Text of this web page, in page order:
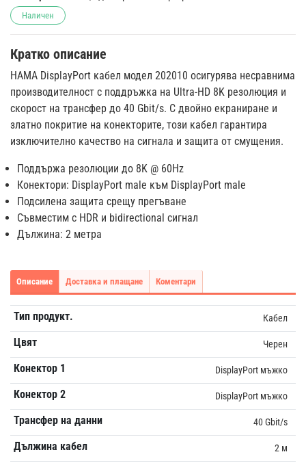
Наличен
Кратко описание
HAMA DisplayPort кабел модел 202010 осигурява несравнима
производителност с поддръжка на Ultra-HD 8K резолюция и
скорост на трансфер до 40 Gbit/s. С двойно екраниране и
златно покритие на конекторите, този кабел гарантира
изключително качество на сигнала и защита от смущения.
Поддържа резолюции до 8K @ 60Hz
Конектори: DisplayPort male към DisplayPort male
Подсилена защита срещу прегъване
Съвместим с HDR и bidirectional сигнал
Дължина: 2 метра
Описание Доставка и плащане Коментари
Тип продукт. Кабел
Цвят Черен
Конектор 1 DisplayPort мъжко
Конектор 2 DisplayPort мъжко
Трансфер на данни 40 Gbit/s
Дължина кабел 2 м